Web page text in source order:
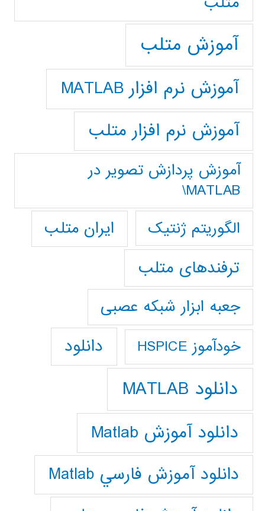
آموزش متلب
آموزش نرم افزار MATLAB
آموزش نرم افزار متلب
آموزش پردازش تصوير در
MATLAB\
الگوریتم ژنتیک
ایران متلب
ترفندهای متلب
جعبه ابزار شبکه عصبی
خودآموز HSPICE دانلود
دانلود MATLAB
دانلود آموزش Matlab
دانلود آموزش فارسي Matlab